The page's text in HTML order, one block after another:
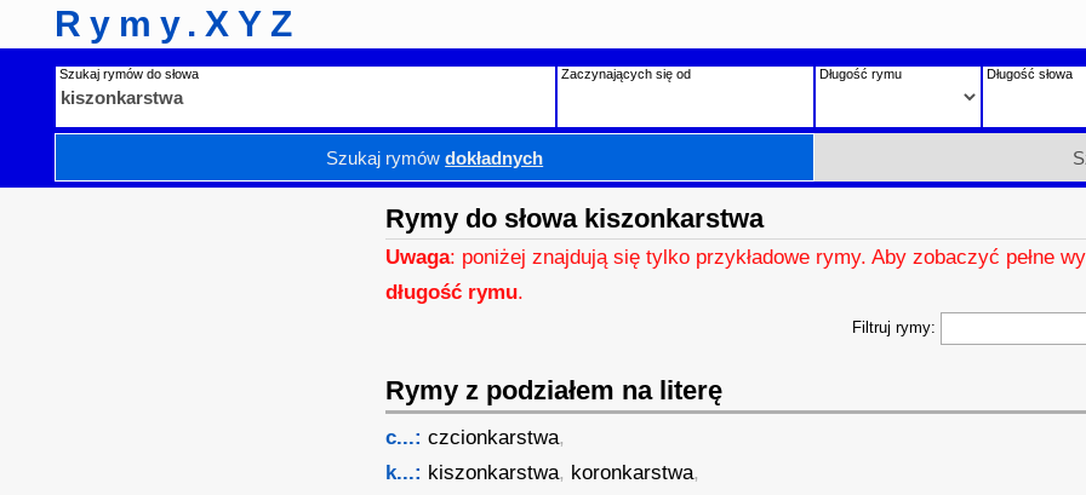
Rymy.XYZ
Szukaj rymów do słowa Zaczynających się od Długość rymu Długość słowa
Szukaj rymówdokładnych
Rymy do słowa kiszonkarstwa
Uwaga: poniżej znajdują się tylko przykładowe rymy. Aby zobaczyć pełne
długość rymu.
Filtruj rymy:
Rymy z podziałem na literę
c...: czcionkarstwa,
k...: kiszonkarstwa, koronkarstwa,